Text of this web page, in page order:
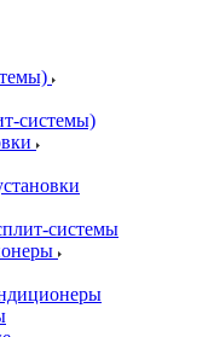
системы)
системы